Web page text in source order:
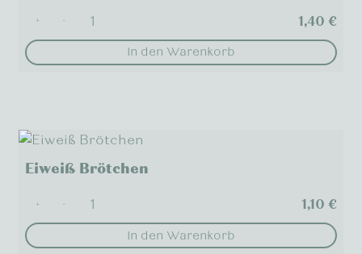
+ - 1,40€
In den Warenkorb
Eiweiß Brötchen
+ - 1,10€
In den Warenkorb